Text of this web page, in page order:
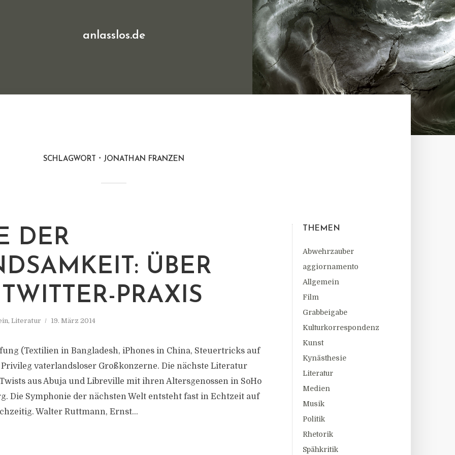
anlasslos.de
SCHLAGWORT JONATHAN FRANZEN
THEMEN
Abwehrzauber
aggiornamento
Allgemein
Film
Grabbeigabe
Kulturkorrespondenz
Kunst
Kynästhesie
Literatur
Medien
Musik
Politik
Rhetorik
Spähkritik
DER
ÜBER
PRAXIS
, Literatur 19. März 2014
(Textilien in Bangladesh, iPhones in China, Steuertricks auf
Privileg vaterlandsloser Großkonzerne. Die nächste Literatur
aus Abuja und Libreville mit ihren Altersgenossen in SoHo
Die Symphonie der nächsten Welt entsteht fast in Echtzeit auf
Walter Ruttmann, Ernst...